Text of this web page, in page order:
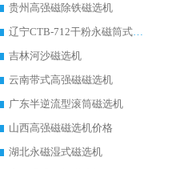
贵州高强磁除铁磁选机
辽宁CTB-712干粉永磁筒式磁选机
吉林河沙磁选机
云南带式高强磁磁选机
广东半逆流型滚筒磁选机
山西高强磁磁选机价格
湖北永磁湿式磁选机